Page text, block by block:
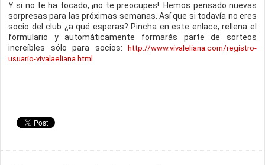
Y si no te ha tocado, ¡no te preocupes!. Hemos pensado nuevas
sorpresas para las próximas semanas. Así que si todavía no eres
socio del club ¿a qué esperas? Pincha en este enlace, rellena el
formulario y automáticamente formarás parte de sorteos
increíbles sólo para socios:
http://www.vivaleliana.com/registro-
usuario-vivalaeliana.html